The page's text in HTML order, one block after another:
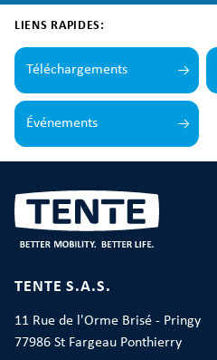
LIENS RAPIDES:
Téléchargements
Événements
TENTE S.A.S.
11 Rue de l'Orme Brisé - Pringy
77986 St Fargeau Ponthierry